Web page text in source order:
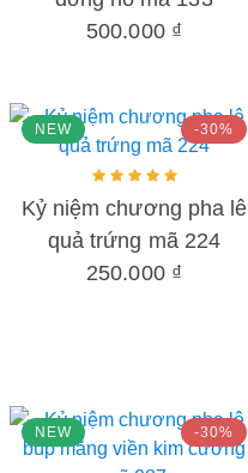
500.000 ₫
NEW -30%
Kỷ niệm chương pha lê
quả trứng mã 224
250.000 ₫
NEW -30%